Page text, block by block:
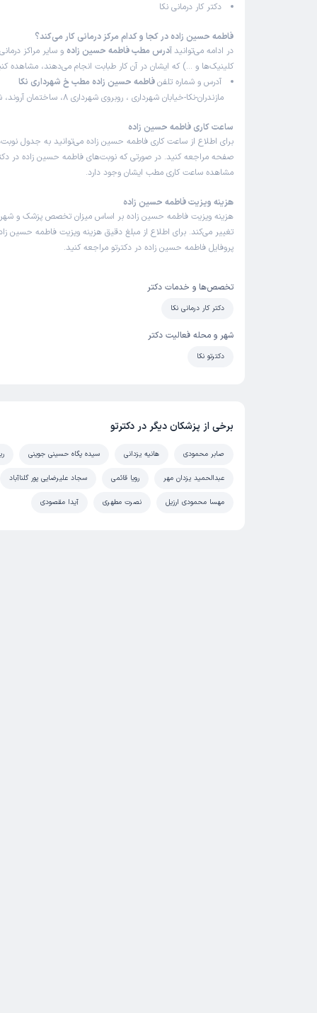
دکتر کار درمانی نکا
فاطمه حسین زاده در کجا و کدام مرکز درمانی کار می‌کند؟
در ادامه می‌توانید آدرس مطب فاطمه حسین زاده و سایر مراکز
کلینیک‌ها و …) که ایشان در آن کار طبابت انجام می‌دهند، مشاهده
آدرس و شماره تلفنفاطمه حسین زاده مطب خ شهرداری نکا
مازندران-نکا-خیابان شهرداری ، روبروی شهرداری 8، ساختمان آروند، شماره تلفن:
ساعت کاری فاطمه حسین زاده
برای اطلاع از ساعت کاری فاطمه حسین زاده می‌توانید به جدول
صفحه مراجعه کنید. در صورتی که نوبت‌های فاطمه حسین زاده در
مشاهده ساعت کاری مطب ایشان وجود دارد.
هزینه ویزیت فاطمه حسین زاده
هزینه ویزیت فاطمه حسین زاده بر اساس میزان تخصص پزشک و
تغییر می‌کند. برای اطلاع از مبلغ دقیق هزینه ویزیت فاطمه حسین
پروفایل فاطمه حسین زاده در دکترتو مراجعه کنید.
تخصص‌ها و خدمات دکتر
دکتر کار درمانی نکا
شهر و محله فعالیت دکتر
دکترتو نکا
برخی از پزشکان دیگر در دکترتو
صابر محمودی هانیه یزدانی سیده پگاه حسینی جوینی
عبدالحمید یزدان مهر رویا قائمی سجاد علیرضایی پور گلناآباد
مهسا محمودی ارزیل نصرت مطهری آیدا مقصودی